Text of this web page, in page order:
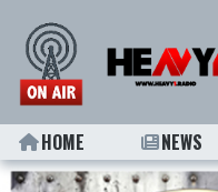
HOME NEWS